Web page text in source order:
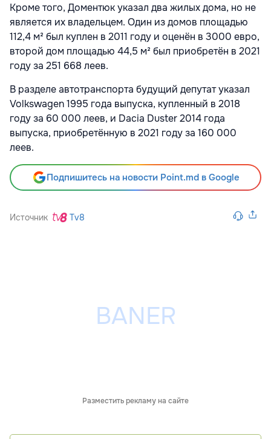
Кроме того, Доментюк указал два жилых дома, но не
является их владельцем. Один из домов площадью
112,4 м² был куплен в 2011 году и оценён в 3000 евро,
второй дом площадью 44,5 м² был приобретён в 2021
году за 251 668 леев.
В разделе автотранспорта будущий депутат указал
Volkswagen 1995 года выпуска, купленный в 2018
году за 60 000 леев, и Dacia Duster 2014 года
выпуска, приобретённую в 2021 году за 160 000
леев.
Подпишитесь на новости Point.md в Google
Источник Tv8
Разместить рекламу на сайте